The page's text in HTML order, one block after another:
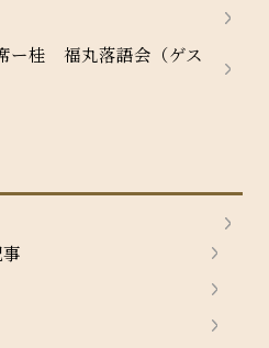
ー桂 福丸落語会（ゲス